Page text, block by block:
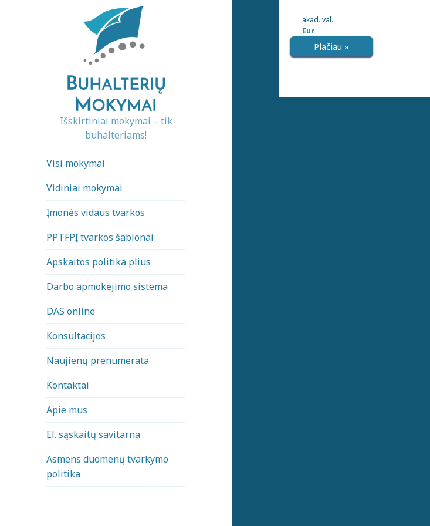
Išskirtiniai mokymai – tik
buhalteriams!
Visi mokymai
Vidiniai mokymai
Įmonės vidaus tvarkos
PPTFPĮ tvarkos šablonai
Apskaitos politika plius
Darbo apmokėjimo sistema
DAS online
Konsultacijos
Naujienų prenumerata
Kontaktai
Apie mus
El. sąskaitų savitarna
Asmens duomenų tvarkymo
politika
akad. val.
Eur
Plačiau »